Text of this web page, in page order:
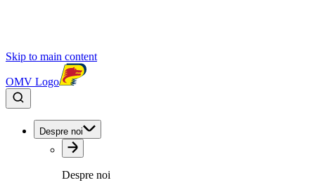
Skip to main content
OMV Logo
Despre noi
Despre noi